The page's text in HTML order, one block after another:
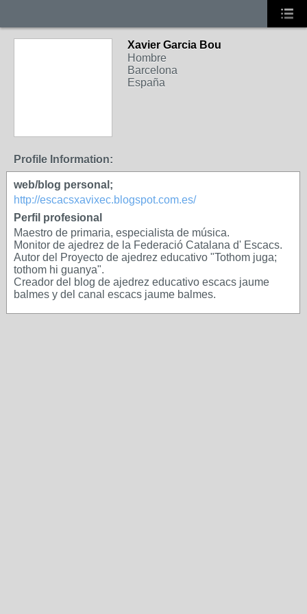
Xavier Garcia Bou
Hombre
Barcelona
España
Profile Information:
web/blog personal;
http://escacsxavixec.blogspot.com.es/
Perfil profesional
Maestro de primaria, especialista de música.
Monitor de ajedrez de la Federació Catalana d' Escacs.
Autor del Proyecto de ajedrez educativo "Tothom juga;
tothom hi guanya".
Creador del blog de ajedrez educativo escacs jaume
balmes y del canal escacs jaume balmes.